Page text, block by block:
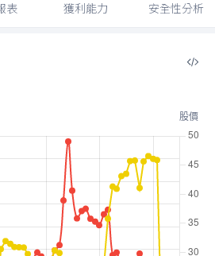
表 獲利能力 安全性分析